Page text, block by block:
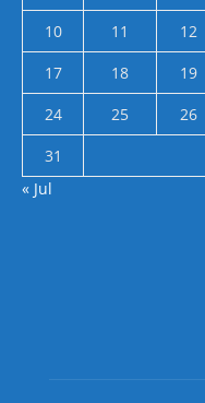
10
11 12
17
18 19
24
25 26
31
« Jul